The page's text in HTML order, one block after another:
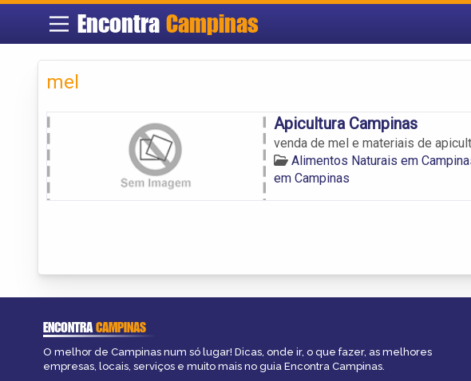
EncontraCampinas
mel
Apicultura Campinas
venda de mel e materiais de
Alimentos Naturais em
em Campinas
ENCONTRACAMPINAS
O melhor de Campinas num só lugar! Dicas, onde ir, o que fazer, as melhores
empresas, locais, serviços e muito mais no guia Encontra Campinas.